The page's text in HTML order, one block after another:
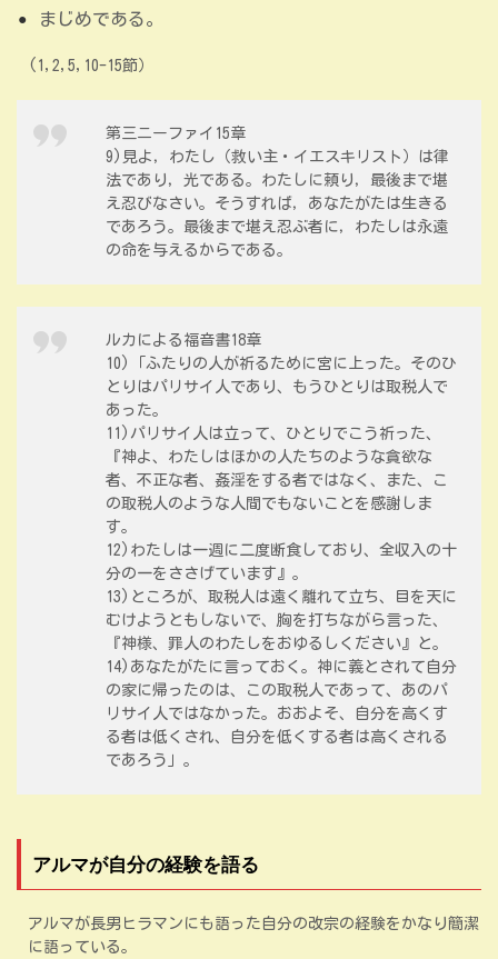
まじめである。
(1,2,5,10-15節）
第三ニーファイ15章
9)見よ，わたし（救い主・イエスキリスト）は律
法であり，光である。わたしに頼り，最後まで堪
え忍びなさい。そうすれば，あなたがたは生きる
であろう。最後まで堪え忍ぶ者に，わたしは永遠
の命を与えるからである。
ルカによる福音書18章
10)「ふたりの人が祈るために宮に上った。そのひ
とりはパリサイ人であり、もうひとりは取税人で
あった。
11)パリサイ人は立って、ひとりでこう祈った、
『神よ、わたしはほかの人たちのような貪欲な
者、不正な者、姦淫をする者ではなく、また、こ
の取税人のような人間でもないことを感謝しま
す。
12)わたしは一週に二度断食しており、全収入の十
分の一をささげています』。
13)ところが、取税人は遠く離れて立ち、目を天に
むけようともしないで、胸を打ちながら言った、
『神様、罪人のわたしをおゆるしください』と。
14)あなたがたに言っておく。神に義とされて自分
の家に帰ったのは、この取税人であって、あのパ
リサイ人ではなかった。おおよそ、自分を高くす
る者は低くされ、自分を低くする者は高くされる
であろう」。
アルマが自分の経験を語る
アルマが長男ヒラマンにも語った自分の改宗の経験をかなり簡潔
に語っている。